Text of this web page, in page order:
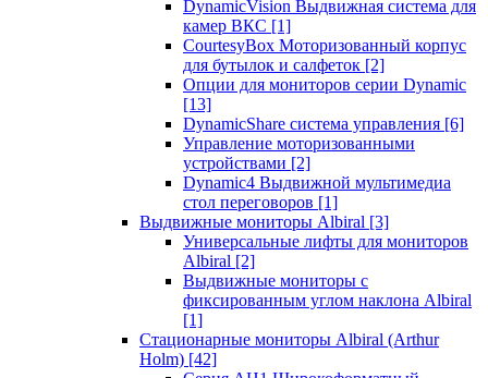
DynamicVision Выдвижная система для
камер ВКС [1]
CourtesyBox Моторизованный корпус
для бутылок и салфеток [2]
Опции для мониторов серии Dynamic
[13]
DynamicShare система управления [6]
Управление моторизованными
устройствами [2]
Dynamic4 Выдвижной мультимедиа
стол переговоров [1]
Выдвижные мониторы Albiral [3]
Универсальные лифты для мониторов
Albiral [2]
Выдвижные мониторы с
фиксированным углом наклона Albiral
[1]
Стационарные мониторы Albiral (Arthur
Holm) [42]